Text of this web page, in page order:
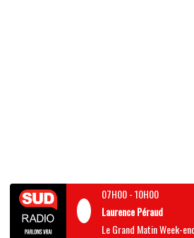
07H00-10H00
Laurence Péraud
Le Grand Matin Week-